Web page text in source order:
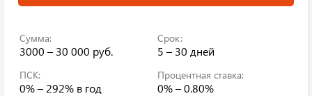
Сумма:
3000 – 30 000 руб.
Срок:
5 – 30 дней
ПСК:
0% – 292% в год
Процентная ставка:
0% – 0.80%